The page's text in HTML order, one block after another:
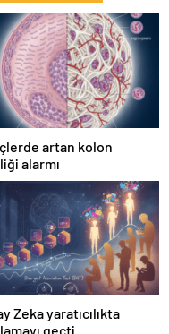
artan kolon
alarmı
Zeka yaratıcılıkta
geçti